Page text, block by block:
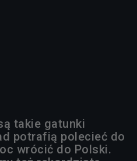
takie gatunki
potrafią polecieć do
wrócić do Polski.